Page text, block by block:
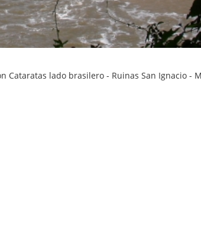
lado brasilero - Ruinas San Ignacio -